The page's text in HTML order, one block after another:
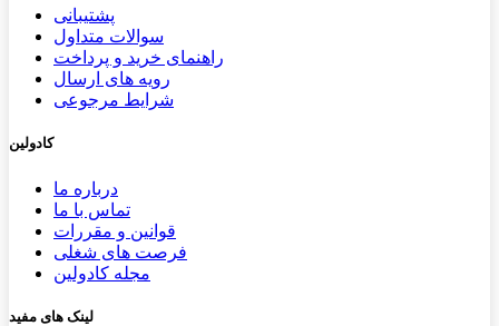
پشتیب​​انی
سوالات متداول
راهنمای خرید و پرداخت
رویه های ارسال
شرایط مرجوعی
کادولین
درباره ما
تماس با ما
قوانین و مقررات
فرصت های شغلی
مجله کادولین
لینک های مفید